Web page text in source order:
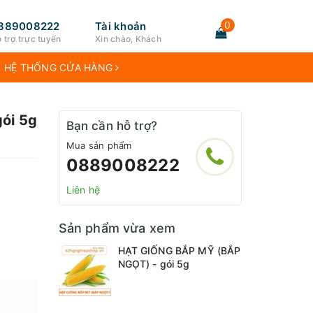
trợ trực tuyến
Tài khoản
Xin chào, Khách
0
HỆ THỐNG CỬA HÀNG
5g Bạn cần hỗ trợ?
Mua sản phẩm
0889008222
Liên hệ
Sản phẩm vừa xem
HẠT GIỐNG BẮP MỸ (BẮP
NGỌT) - gói 5g